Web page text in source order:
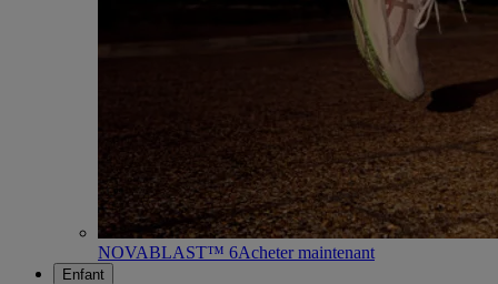
NOVABLAST™ 6Acheter maintenant
Enfant